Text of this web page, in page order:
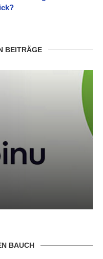
BEITRÄGE
BAUCH